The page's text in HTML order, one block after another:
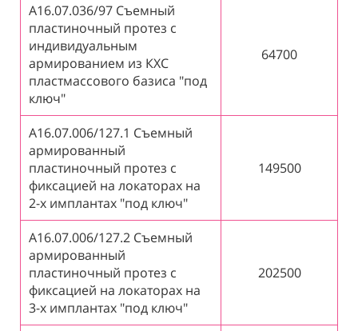
А16.07.036/97 Съемный
пластиночный протез с
индивидуальным
армированием из КХС
пластмассового базиса "под
ключ"
64700
А16.07.006/127.1 Съемный
армированный
пластиночный протез с
фиксацией на локаторах на
2-х имплантах "под ключ"
149500
А16.07.006/127.2 Съемный
армированный
пластиночный протез с
фиксацией на локаторах на
3-х имплантах "под ключ"
202500